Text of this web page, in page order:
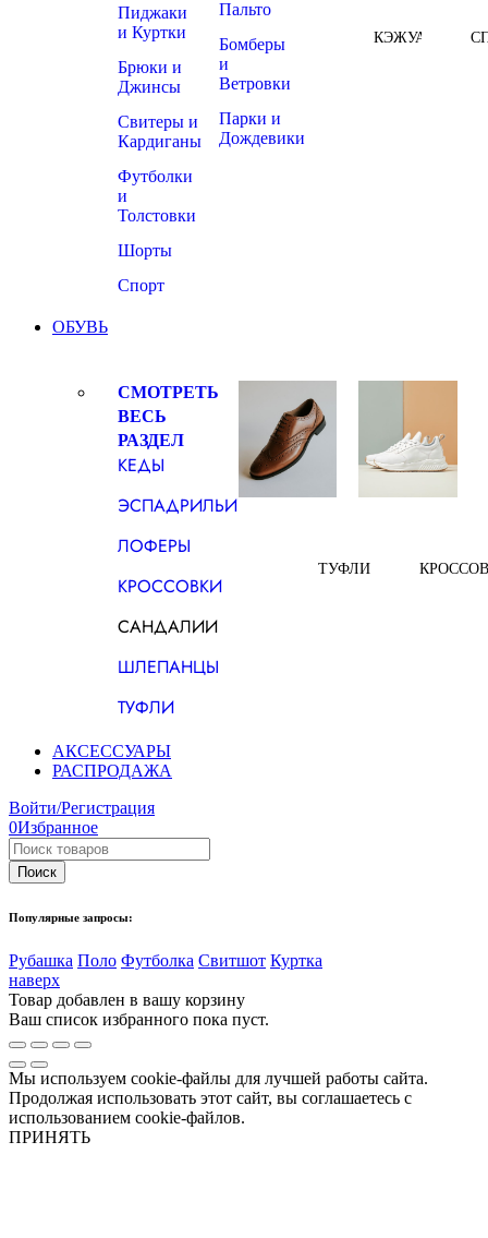
Пиджаки
и Куртки
Брюки и
Джинсы
Свитеры и
Кардиганы
Футболки
и
Толстовки
Шорты
Спорт
Пальто
Бомберы
и
Ветровки
Парки и
Дождевики
КЭЖУАЛ
ОБУВЬ
СМОТРЕТЬ
ВЕСЬ
РАЗДЕЛ
КЕДЫ
ЭСПАДРИЛЬИ
ЛОФЕРЫ
КРОССОВКИ
САНДАЛИИ
ШЛЕПАНЦЫ
ТУФЛИ
ТУФЛИ
АКСЕССУАРЫ
РАСПРОДАЖА
Войти/Регистрация
0Избранное
Популярные запросы:
Рубашка Поло Футболка Свитшот Куртка
наверх
Товар добавлен в вашу корзину
Ваш список избранного пока пуст.
Мы используем cookie-файлы для лучшей работы сайта.
Продолжая использовать этот сайт, вы соглашаетесь с
использованием cookie-файлов.
ПРИНЯТЬ